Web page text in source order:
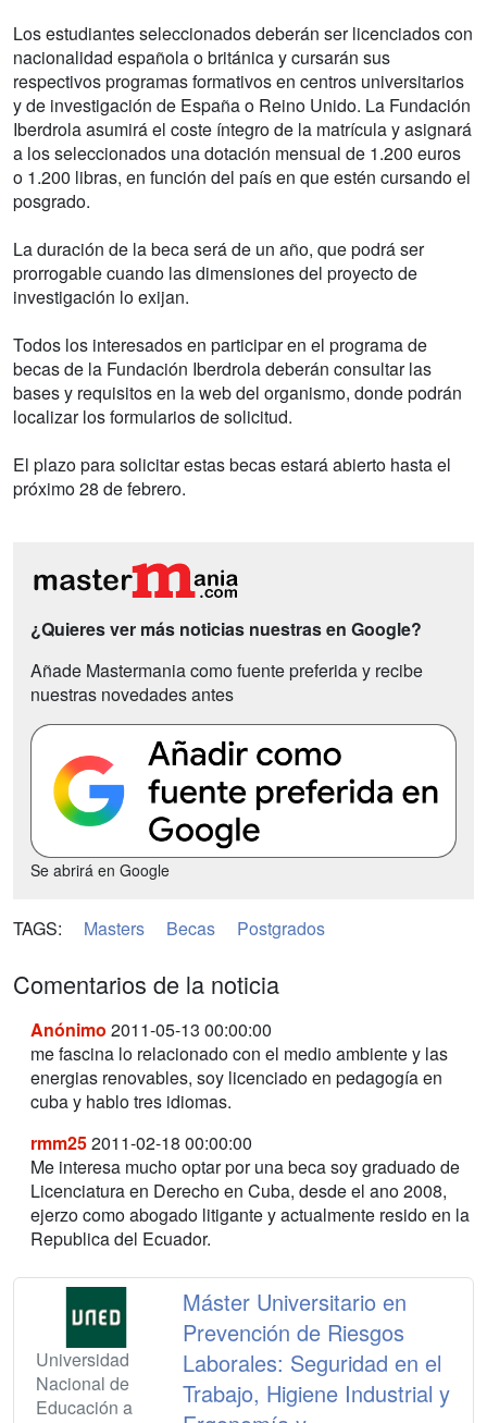
Los estudiantes seleccionados deberán ser licenciados con
nacionalidad española o británica y cursarán sus
respectivos programas formativos en centros universitarios
y de investigación de España o Reino Unido. La Fundación
Iberdrola asumirá el coste íntegro de la matrícula y asignará
a los seleccionados una dotación mensual de 1.200 euros
o 1.200 libras, en función del país en que estén cursando el
posgrado.
La duración de la beca será de un año, que podrá ser
prorrogable cuando las dimensiones del proyecto de
investigación lo exijan.
Todos los interesados en participar en el programa de
becas de la Fundación Iberdrola deberán consultar las
bases y requisitos en la web del organismo, donde podrán
localizar los formularios de solicitud.
El plazo para solicitar estas becas estará abierto hasta el
próximo 28 de febrero.
¿Quieres ver más noticias nuestras en Google?
Añade Mastermania como fuente preferida y recibe
nuestras novedades antes
Se abrirá en Google
TAGS: Masters Becas Postgrados
Comentarios de la noticia
Anónimo 2011-05-13 00:00:00
me fascina lo relacionado con el medio ambiente y las
energias renovables, soy licenciado en pedagogía en
cuba y hablo tres idiomas.
rmm252011-02-18 00:00:00
Me interesa mucho optar por una beca soy graduado de
Licenciatura en Derecho en Cuba, desde el ano 2008,
ejerzo como abogado litigante y actualmente resido en la
Republica del Ecuador.
Universidad
Nacional de
Educación a
Máster Universitario en
Prevención de Riesgos
Laborales: Seguridad en el
Trabajo, Higiene Industrial y